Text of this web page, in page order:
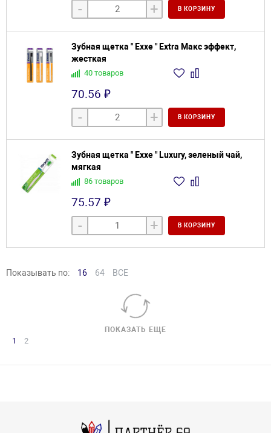
- + В КОРЗИНУ
Зубная щетка " Exxe " Extra Макс эффект,
жесткая
40 товаров
70.56 ₽
- + В КОРЗИНУ
Зубная щетка " Exxe " Luxury, зеленый чай,
мягкая
86 товаров
75.57 ₽
- + В КОРЗИНУ
Показывать по: 16 64 ВСЕ
ПОКАЗАТЬ ЕЩЕ
1 2